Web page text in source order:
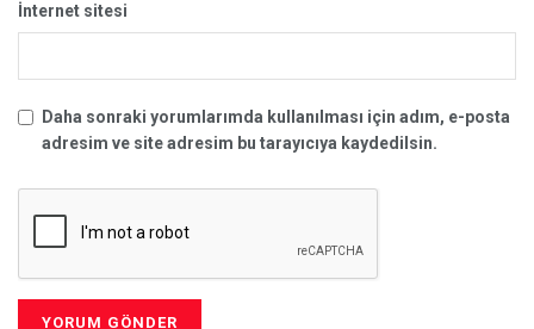
İnternet sitesi
Daha sonraki yorumlarımda kullanılması için adım, e-posta
adresim ve site adresim bu tarayıcıya kaydedilsin.